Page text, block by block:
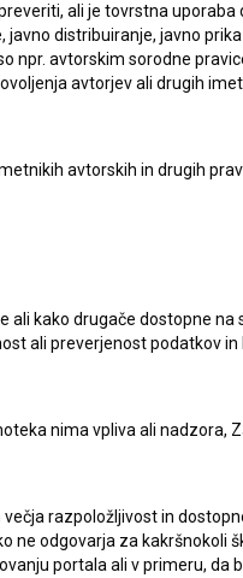
ali je tovrstna uporaba
distribuiranje, javno
npr. avtorskim sorodne
avtorjev ali drugih
avtorskih in drugih
ali kako drugače dostopne na
ali preverjenost podatkov
nima vpliva ali nadzora,
razpoložljivost in
ne odgovarja za kakršnokoli
portala ali v primeru, da